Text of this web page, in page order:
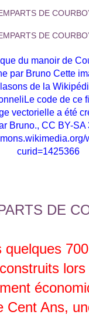
du manoir de
par Bruno Cette
de la
code de ce
vectorielle a été
Bruno., CC BY-SA
curid=1425366
quelques
Cent Ans,